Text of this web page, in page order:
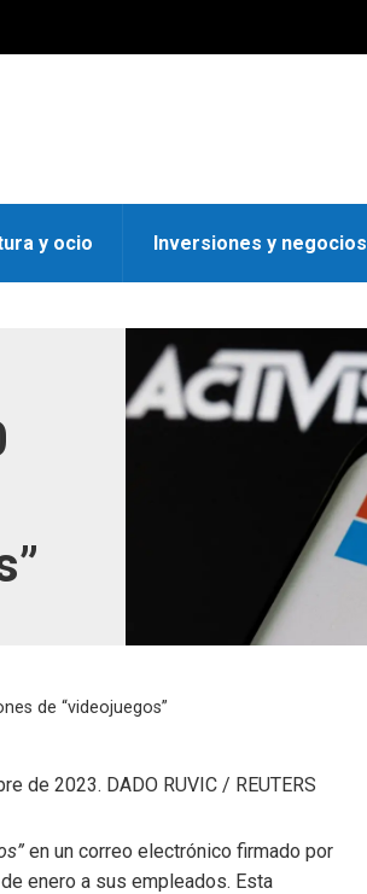
y ocio Inversiones y negocios
de “videojuegos”
de 2023. DADO RUVIC / REUTERS
en un correo electrónico firmado por
enero a sus empleados. Esta